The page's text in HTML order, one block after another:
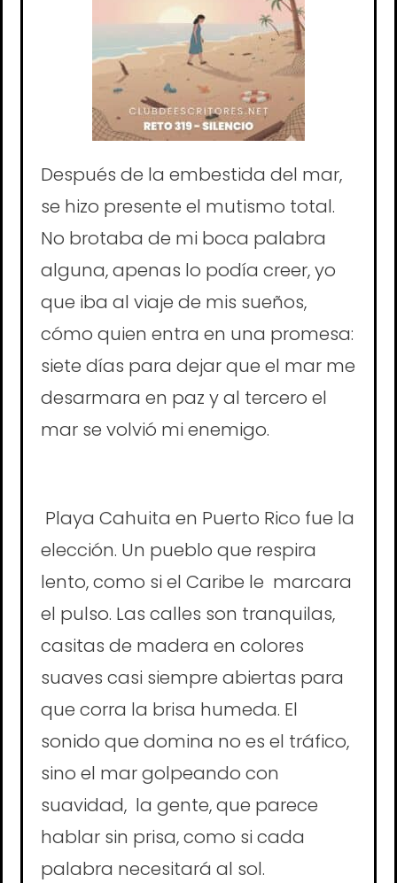
Después de la embestida del mar,
se hizo presente el mutismo total.
No brotaba de mi boca palabra
alguna, apenas lo podía creer, yo
que iba al viaje de mis sueños,
cómo quien entra en una promesa:
siete días para dejar que el mar me
desarmara en paz y al tercero el
mar se volvió mi enemigo.
Playa Cahuita en Puerto Rico fue la
elección. Un pueblo que respira
lento, como si el Caribe le marcara
el pulso. Las calles son tranquilas,
casitas de madera en colores
suaves casi siempre abiertas para
que corra la brisa humeda. El
sonido que domina no es el tráfico,
sino el mar golpeando con
suavidad, la gente, que parece
hablar sin prisa, como si cada
palabra necesitará al sol.